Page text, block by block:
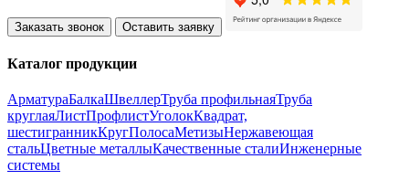
Заказать звонок Оставить заявку
Каталог продукции
АрматураБалкаШвеллерТруба профильнаяТруба
круглаяЛистПрофлистУголокКвадрат,
шестигранникКругПолосаМетизыНержавеющая
стальЦветные металлыКачественные сталиИнженерные
системы